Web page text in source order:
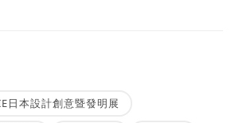
日本設計創意暨發明展